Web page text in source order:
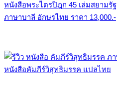
หนังสือพระไตรปิฎก 45 เล่มสยามรัฐ
ภาษาบาลี อักษรไทย ราคา 13,000.-
หนังสือคัมภีร์วิสุทธิมรรค แปลไทย